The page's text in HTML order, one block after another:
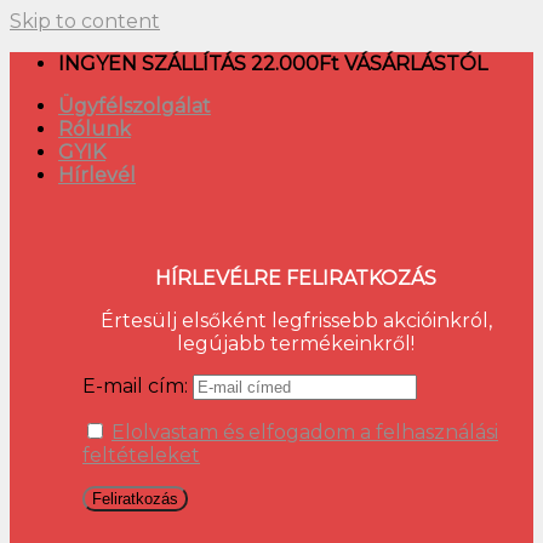
Skip to content
INGYEN SZÁLLÍTÁS 22.000Ft VÁSÁRLÁSTÓL
Ügyfélszolgálat
Rólunk
GYIK
Hírlevél
HÍRLEVÉLRE FELIRATKOZÁS
Értesülj elsőként legfrissebb akcióinkról,
legújabb termékeinkről!
E-mail cím:
Elolvastam és elfogadom a felhasználási
feltételeket